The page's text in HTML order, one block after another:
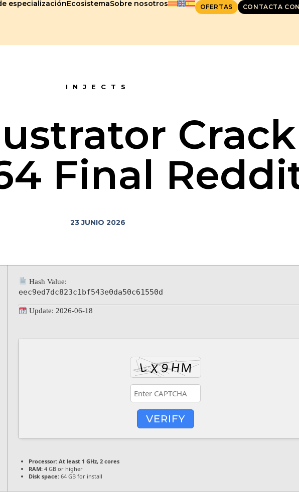
especializaciónEcosistemaSobre nosotros OFERTAS CONTACTA
INJECTS
Final
23 JUNIO 2026
Hash Value:
eec9ed7dc823c1bf543e0da50c61550d
Update: 2026-06-18
VERIFY
Processor: At least 1 GHz, 2 cores
RAM: 4 GB or higher
Disk space: 64 GB for install